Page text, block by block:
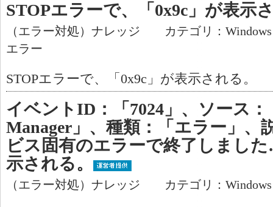
STOPエラーで、「0x9c」が表示
（エラー対処）ナレッジ カテゴリ：
エラー
STOPエラーで、「0x9c」が表示される。
イベントID：「7024」、ソース：
Manager」、種類：「エラー」
ビス固有のエラーで終了しまし
示される。
（エラー対処）ナレッジ カテゴリ：